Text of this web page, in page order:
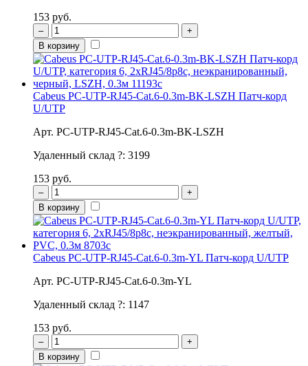
153 руб.
–
+
В корзину
Cabeus PC-UTP-RJ45-Cat.6-0.3m-BK-LSZH Патч-корд
U/UTP
Арт. PC-UTP-RJ45-Cat.6-0.3m-BK-LSZH
Удаленный склад ?: 3199
153 руб.
–
+
В корзину
Cabeus PC-UTP-RJ45-Cat.6-0.3m-YL Патч-корд U/UTP
Арт. PC-UTP-RJ45-Cat.6-0.3m-YL
Удаленный склад ?: 1147
153 руб.
–
+
В корзину